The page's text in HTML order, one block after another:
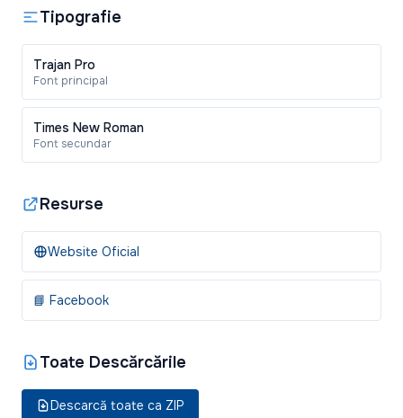
Tipografie
Trajan Pro
Font principal
Times New Roman
Font secundar
Resurse
Website Oficial
📘 Facebook
Toate Descărcările
Descarcă toate ca ZIP